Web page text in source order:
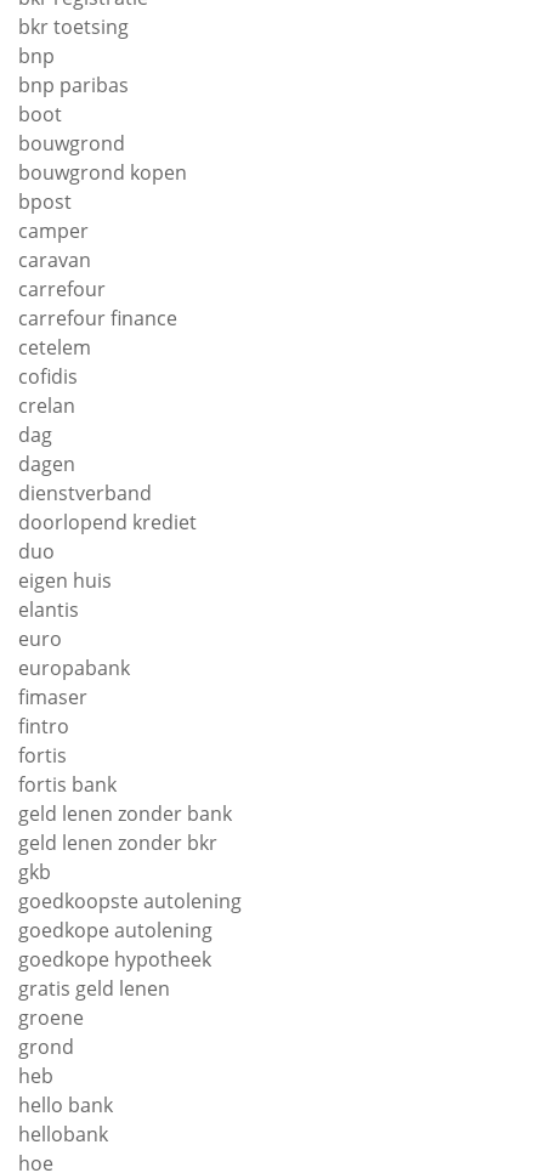
bkr toetsing
bnp
bnp paribas
boot
bouwgrond
bouwgrond kopen
bpost
camper
caravan
carrefour
carrefour finance
cetelem
cofidis
crelan
dag
dagen
dienstverband
doorlopend krediet
duo
eigen huis
elantis
euro
europabank
fimaser
fintro
fortis
fortis bank
geld lenen zonder bank
geld lenen zonder bkr
gkb
goedkoopste autolening
goedkope autolening
goedkope hypotheek
gratis geld lenen
groene
grond
heb
hello bank
hellobank
hoe